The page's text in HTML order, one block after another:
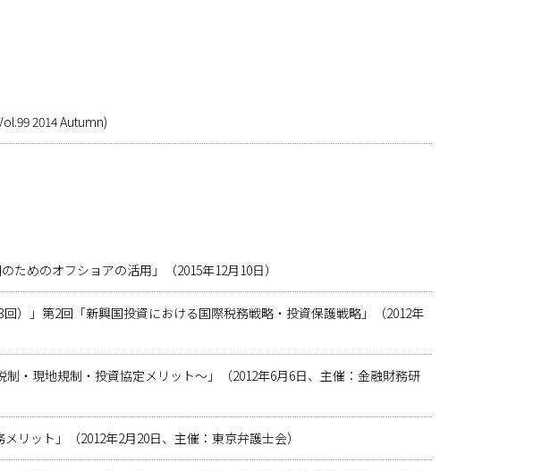
2014 Autumn)
めのオフショアの活用」（2015年12月10日）
）」第2回「新興国投資における国際税務戦略・投資保護戦略」（2012年
・現地規制・投資協定メリット～」（2012年6月6日、主催：金融財務研
ット」（2012年2月20日、主催：東京弁護士会）